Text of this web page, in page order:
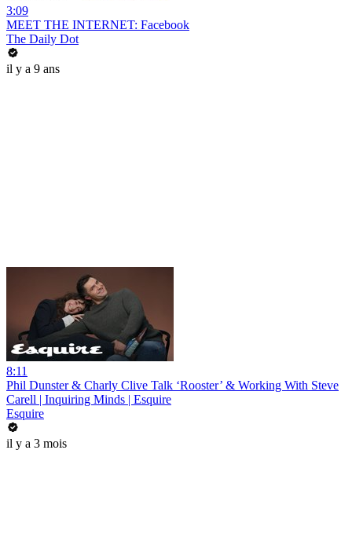
3:09
MEET THE INTERNET: Facebook
The Daily Dot
il y a 9 ans
8:11
Phil Dunster & Charly Clive Talk ‘Rooster’ & Working With Steve
Carell | Inquiring Minds | Esquire
Esquire
il y a 3 mois